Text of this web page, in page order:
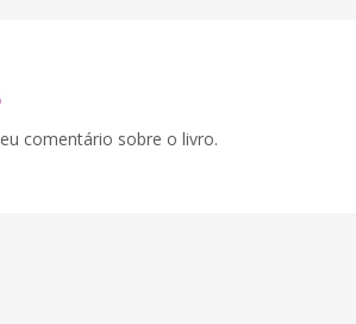
comentário sobre o livro.